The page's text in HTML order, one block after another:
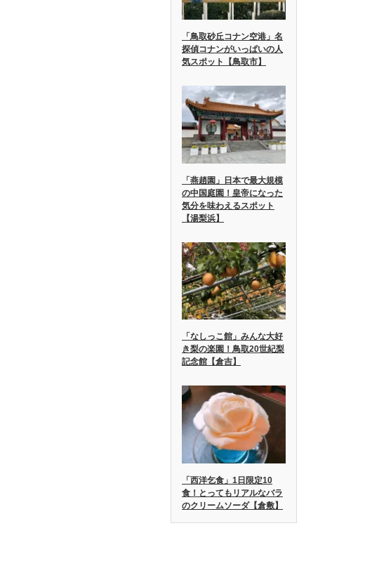
「鳥取砂丘コナン空港」名
探偵コナンがいっぱいの人
気スポット【鳥取市】
「燕趙園」日本で最大規模
の中国庭園！皇帝になった
気分を味わえるスポット
【湯梨浜】
「なしっこ館」みんな大好
き梨の楽園！鳥取20世紀梨
記念館【倉吉】
「西洋乞食」1日限定10
食！とってもリアルなバラ
のクリームソーダ【倉敷】